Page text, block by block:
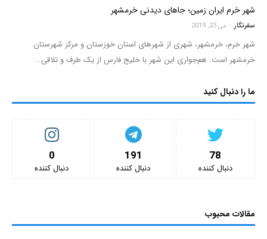
شهر خرم ایران زمین؛ جاهای دیدنی خرمشهر
سفرنگار - می 23, 2019
شهر خرم، خرمشهر، شهری از شهرهای استان خوزستان و مرکز شهرستان
خرمشهر است. هم‌جواری این شهر با خلیج فارس از یک طرف و تلاقی...
ما را دنبال کنید
0
دنبال کننده‌
191
دنبال کننده‌
78
دنبال کننده‌
مقالات محبوب